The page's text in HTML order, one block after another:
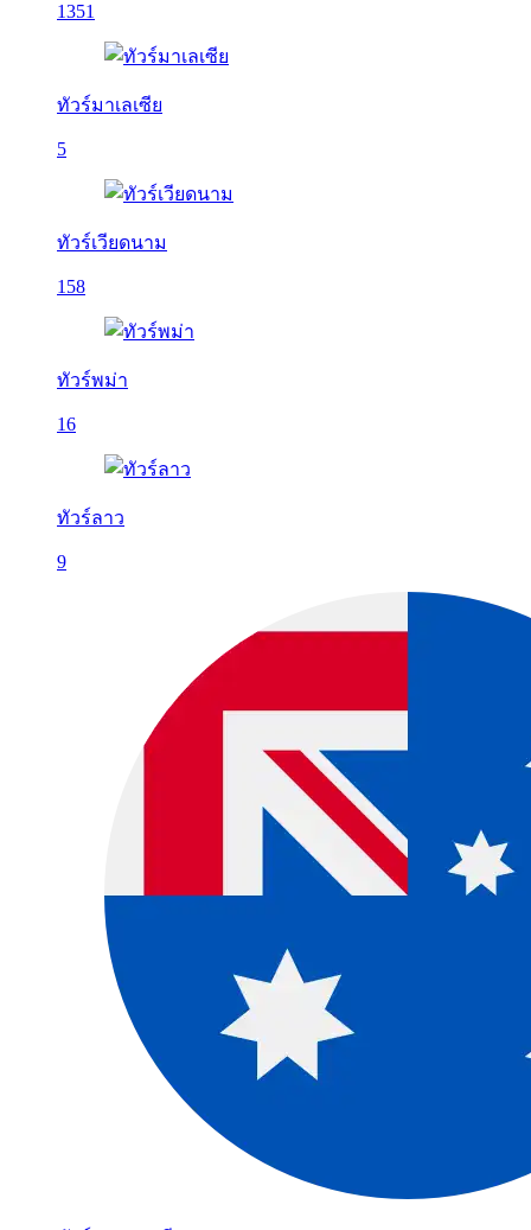
1351
ทัวร์มาเลเซีย
5
ทัวร์เวียดนาม
158
ทัวร์พม่า
16
ทัวร์ลาว
9